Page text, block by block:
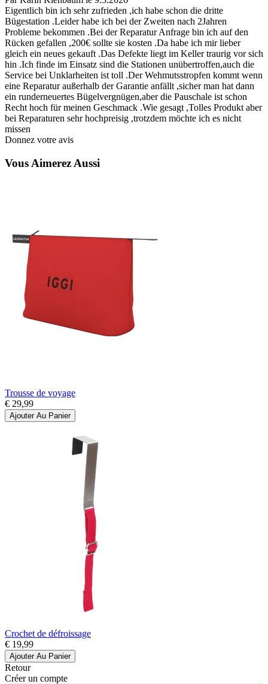
Eigentlich bin ich sehr zufrieden ,ich habe schon die dritte
Bügestation .Leider habe ich bei der Zweiten nach 2Jahren
Probleme bekommen .Bei der Reparatur Anfrage bin ich auf den
Rücken gefallen ,200€ sollte sie kosten .Da habe ich mir lieber
gleich ein neues gekauft .Das Defekte liegt im Keller traurig vor sich
hin .Ich finde im Einsatz sind die Stationen unübertroffen,auch die
Service bei Unklarheiten ist toll .Der Wehmutsstropfen kommt wenn
eine Reparatur außerhalb der Garantie anfällt ,sicher man hat dann
ein runderneuertes Bügelvergnügen,aber die Pauschale ist schon
Recht hoch für meinen Geschmack .Wie gesagt ,Tolles Produkt aber
bei Reparaturen sehr hochpreisig ,trotzdem möchte ich es nicht
missen
Donnez votre avis
Vous Aimerez Aussi
Trousse de voyage
€ 29,99
Ajouter Au Panier
Crochet de défroissage
€ 19,99
Ajouter Au Panier
Retour
Créer un compte